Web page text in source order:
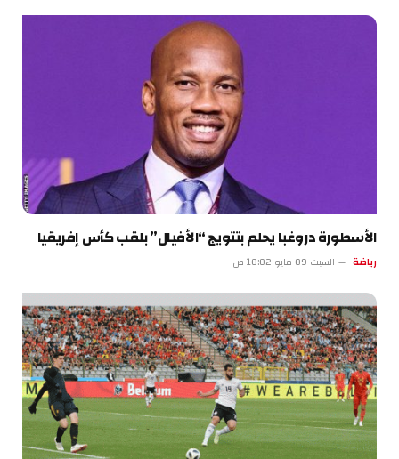
الأسطورة دروغبا يحلم بتتويج “الأفيال” بلقب كأس إفريقيا
رياضة السبت 09 مايو 10:02 ص